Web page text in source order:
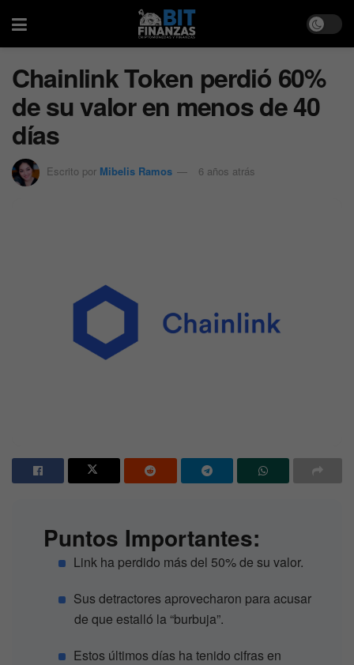
Chainlink Token perdió 60%
de su valor en menos de 40
días
Escrito por Mibelis Ramos 6 años atrás
Puntos Importantes:
Link ha perdido más del 50% de su valor.
Sus detractores aprovecharon para acusar
de que estalló la “burbuja”.
Estos últimos días ha tenido cifras en